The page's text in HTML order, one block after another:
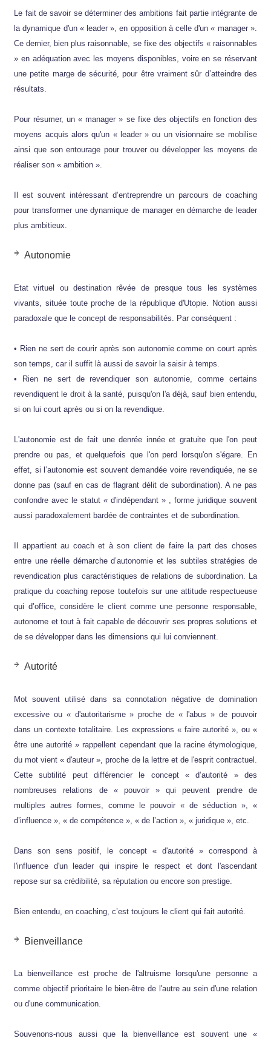
Le fait de savoir se déterminer des ambitions fait partie intégrante de
la dynamique d'un « leader », en opposition à celle d'un « manager ».
Ce dernier, bien plus raisonnable, se fixe des objectifs « raisonnables
» en adéquation avec les moyens disponibles, voire en se réservant
une petite marge de sécurité, pour être vraiment sûr d’atteindre des
résultats.
Pour résumer, un « manager » se fixe des objectifs en fonction des
moyens acquis alors qu'un « leader » ou un visionnaire se mobilise
ainsi que son entourage pour trouver ou développer les moyens de
réaliser son « ambition ».
Il est souvent intéressant d’entreprendre un parcours de coaching
pour transformer une dynamique de manager en démarche de leader
plus ambitieux.
Autonomie
Etat virtuel ou destination rêvée de presque tous les systèmes
vivants, située toute proche de la république d'Utopie. Notion aussi
paradoxale que le concept de responsabilités. Par conséquent :
• Rien ne sert de courir après son autonomie comme on court après
son temps, car il suffit là aussi de savoir la saisir à temps.
• Rien ne sert de revendiquer son autonomie, comme certains
revendiquent le droit à la santé, puisqu'on l'a déjà, sauf bien entendu,
si on lui court après ou si on la revendique.
L'autonomie est de fait une denrée innée et gratuite que l'on peut
prendre ou pas, et quelquefois que l'on perd lorsqu'on s'égare. En
effet, si l’autonomie est souvent demandée voire revendiquée, ne se
donne pas (sauf en cas de flagrant délit de subordination). A ne pas
confondre avec le statut « d'indépendant » , forme juridique souvent
aussi paradoxalement bardée de contraintes et de subordination.
Il appartient au coach et à son client de faire la part des choses
entre une réelle démarche d’autonomie et les subtiles stratégies de
revendication plus caractéristiques de relations de subordination. La
pratique du coaching repose toutefois sur une attitude respectueuse
qui d’office, considère le client comme une personne responsable,
autonome et tout à fait capable de découvrir ses propres solutions et
de se développer dans les dimensions qui lui conviennent.
Autorité
Mot souvent utilisé dans sa connotation négative de domination
excessive ou « d'autoritarisme » proche de « l'abus » de pouvoir
dans un contexte totalitaire. Les expressions « faire autorité », ou «
être une autorité » rappellent cependant que la racine étymologique,
du mot vient « d'auteur », proche de la lettre et de l'esprit contractuel.
Cette subtilité peut différencier le concept « d’autorité » des
nombreuses relations de « pouvoir » qui peuvent prendre de
multiples autres formes, comme le pouvoir « de séduction », «
d’influence », « de compétence », « de l’action », « juridique », etc.
Dans son sens positif, le concept « d'autorité » correspond à
l'influence d'un leader qui inspire le respect et dont l'ascendant
repose sur sa crédibilité, sa réputation ou encore son prestige.
Bien entendu, en coaching, c’est toujours le client qui fait autorité.
Bienveillance
La bienveillance est proche de l'altruisme lorsqu'une personne a
comme objectif prioritaire le bien-être de l'autre au sein d'une relation
ou d'une communication.
Souvenons-nous aussi que la bienveillance est souvent une «